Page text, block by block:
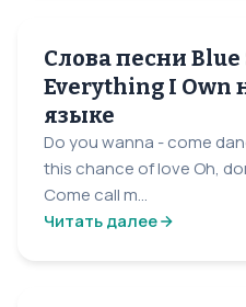
Слова песни Blue
Everything I Own
языке
Do you wanna - come
this chance of love Oh,
Come call m...
Читать далее